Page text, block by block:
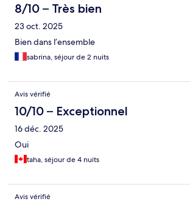
8/10 – Très bien
23 oct. 2025
Bien dans l’ensemble
sabrina, séjour de 2 nuits
Avis vérifié
10/10 – Exceptionnel
16 déc. 2025
Oui
taha, séjour de 4 nuits
Avis vérifié